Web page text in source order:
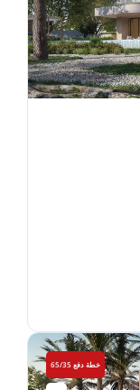
خطة دفع 65/35